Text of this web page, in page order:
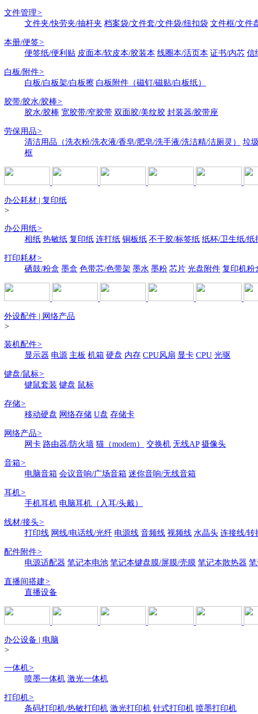
文件管理>
文件夹/快劳夹/抽杆夹 档案袋/文件套/文件袋/纽扣袋 文件框/文件
本册/便签>
便签纸/便利贴 皮面本/软皮本/胶装本 线圈本/活页本 证书/内芯 信
白板/附件>
白板/白板架/白板擦 白板附件（磁钉/磁贴/白板纸）
胶带/胶水/胶棒>
胶水/胶棒 宽胶带/窄胶带 双面胶/美纹胶 封装器/胶带座
劳保用品>
清洁用品（洗衣粉/洗衣液/香皂/肥皂/洗手液/洗洁精/洁厕灵）
垃
框
办公耗材 | 复印纸
>
办公用纸>
相纸 热敏纸 复印纸 连打纸 铜板纸 不干胶/标签纸 纸杯/卫生纸/纸
打印耗材>
硒鼓/粉盒 墨盒 色带芯/色带架 墨水 墨粉 芯片 光盘附件 复印机粉
外设配件 | 网络产品
>
装机配件>
显示器 电源 主板 机箱 硬盘 内存 CPU风扇 显卡 CPU 光驱
键盘/鼠标>
键鼠套装 键盘 鼠标
存储>
移动硬盘 网络存储 U盘 存储卡
网络产品>
网卡 路由器/防火墙 猫（modem） 交换机 无线AP 摄像头
音箱>
电脑音箱 会议音响/广场音箱 迷你音响/无线音箱
耳机>
手机耳机 电脑耳机（入耳/头戴）
线材/接头>
打印线 网线/电话线/光纤 电源线 音频线 视频线 水晶头 连接线/转
配件附件>
电源适配器 笔记本电池 笔记本键盘膜/屏膜/壳膜 笔记本散热器
直播间搭建>
直播设备
办公设备 | 电脑
>
一体机>
喷墨一体机 激光一体机
打印机>
条码打印机/热敏打印机 激光打印机 针式打印机 喷墨打印机